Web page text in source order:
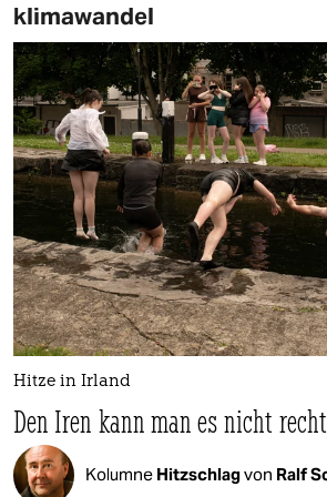
klimawandel
Hitze in Irland
Den Iren kann man es nicht
Kolumne Hitzschlagvon Ralf